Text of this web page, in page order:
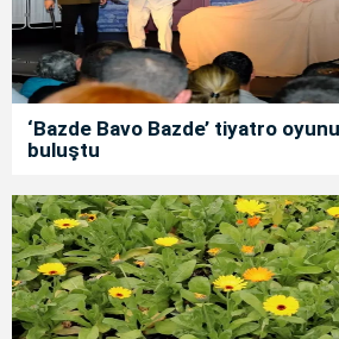
‘Bazde Bavo Bazde’ tiyatro
buluştu